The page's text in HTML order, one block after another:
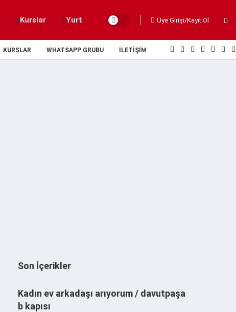
Kurslar Yurt Üye Girişi/Kayıt Ol
KURSLAR WHATSAPP GRUBU İLETIŞIM
Son İçerikler
Kadın ev arkadaşı arıyorum / davutpaşa
b kapısı